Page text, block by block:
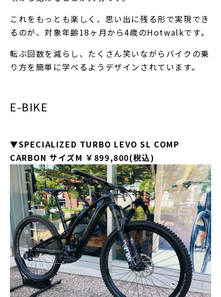
これをもっとも楽しく、思い出に残る形で実現でき
るのが、対象年齢18ヶ月から4歳のHotwalkです。
転ぶ回数を減らし、たくさん笑いながらバイクの乗
り方を簡単に学べるようデザインされています。
E-BIKE
▼SPECIALIZED TURBO LEVO SL COMP
CARBON サイズM ￥899,800(税込)